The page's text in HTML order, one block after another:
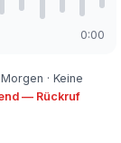
0:00
· Keine
— Rückruf